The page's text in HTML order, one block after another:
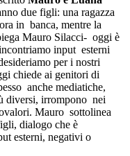
due figli: una ragazza
in banca, mentre la
Mauro Silacci- oggi è
input esterni
per i nostri
chiede ai genitori di
anche mediatiche,
diversi, irrompono nei
Mauro sottolinea
dialogo che è
esterni, negativi o